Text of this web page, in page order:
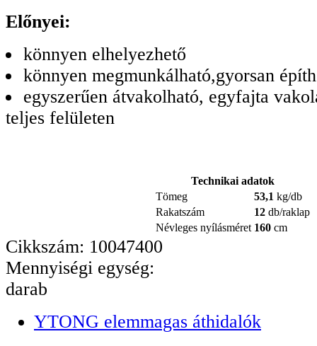
Előnyei:
könnyen elhelyezhető
könnyen megmunkálható,gyorsan
egyszerűen átvakolható, egyfajta
teljes felületen
Technikai adatok
Tömeg
53,1 kg/db
Rakatszám
12 db/raklap
Névleges nyílásméret 160 cm
Cikkszám: 10047400
Mennyiségi egység:
darab
YTONG elemmagas áthidalók